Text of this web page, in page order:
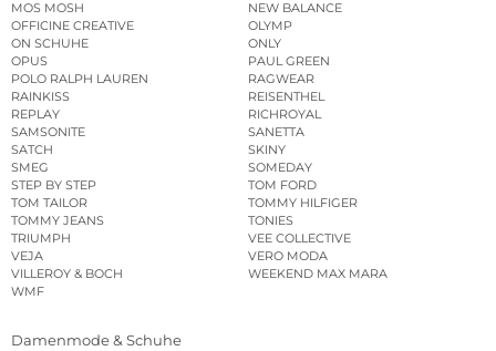
MOS MOSH
NEW BALANCE
OFFICINE CREATIVE
OLYMP
ON SCHUHE
ONLY
OPUS
PAUL GREEN
POLO RALPH LAUREN
RAGWEAR
RAINKISS
REISENTHEL
REPLAY
RICHROYAL
SAMSONITE
SANETTA
SATCH
SKINY
SMEG
SOMEDAY
STEP BY STEP
TOM FORD
TOM TAILOR
TOMMY HILFIGER
TOMMY JEANS
TONIES
TRIUMPH
VEE COLLECTIVE
VEJA
VERO MODA
VILLEROY & BOCH
WEEKEND MAX MARA
WMF
Damenmode & Schuhe